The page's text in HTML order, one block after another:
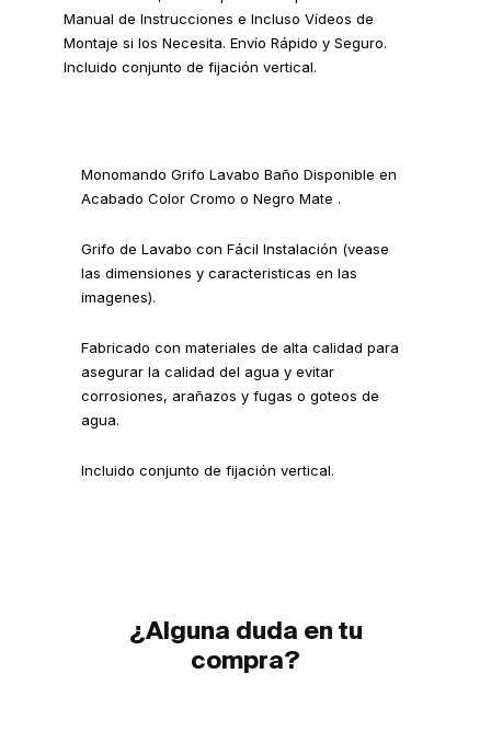
Manual de Instrucciones e Incluso Vídeos de
Montaje si los Necesita. Envío Rápido y Seguro.
Incluido conjunto de fijación vertical.
Monomando Grifo Lavabo Baño Disponible en
Acabado Color Cromo o Negro Mate .
Grifo de Lavabo con Fácil Instalación (vease
las dimensiones y caracteristicas en las
imagenes).
Fabricado con materiales de alta calidad para
asegurar la calidad del agua y evitar
corrosiones, arañazos y fugas o goteos de
agua.
Incluido conjunto de fijación vertical.
¿Alguna duda en tu
compra?